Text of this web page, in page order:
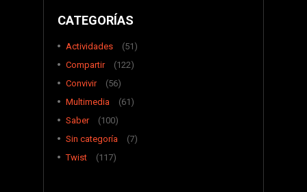
CATEGORÍAS
Actividades
(51)
Compartir
(122)
Convivir
(56)
Multimedia
(61)
Saber
(100)
Sin categoría
(7)
Twist
(117)